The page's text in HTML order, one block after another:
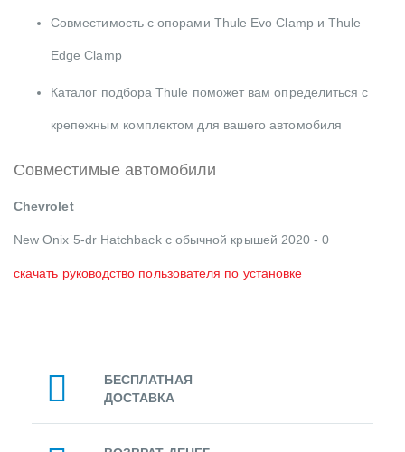
Совместимость с опорами Thule Evo Clamp и Thule
Edge Clamp
Каталог подбора Thule поможет вам определиться с
крепежным комплектом для вашего автомобиля
Совместимые автомобили
Chevrolet
New Onix 5-dr Hatchback с обычной крышей 2020 - 0
скачать руководство пользователя по установке
БЕСПЛАТНАЯ
ДОСТАВКА